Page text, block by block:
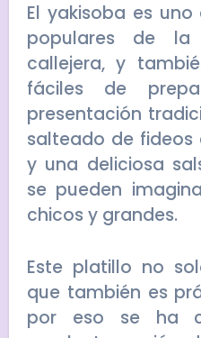
El yakisoba es uno de los platillos más
populares de la
callejera, y
fáciles de
presentación
salteado de fideos
y una deliciosa
se pueden
chicos y grandes.
Este platillo no
que también es
por eso se ha